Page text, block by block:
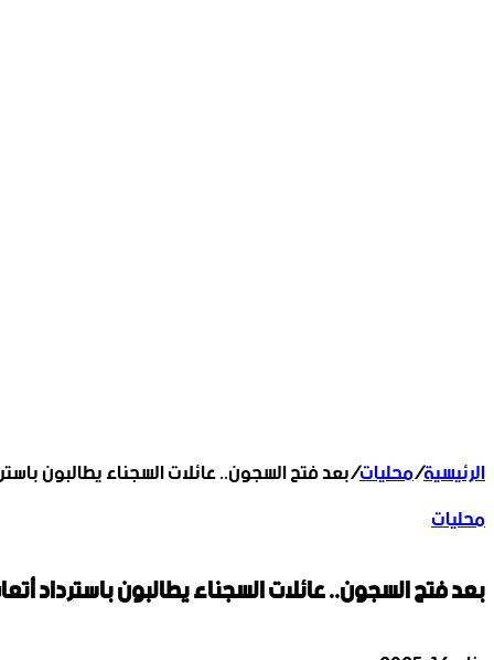
الرئيسية/محليات/بعد فتح السجون.. عائلات السجناء يطالبون
محليات
بعد فتح السجون.. عائلات السجناء يطالبون باسترداد